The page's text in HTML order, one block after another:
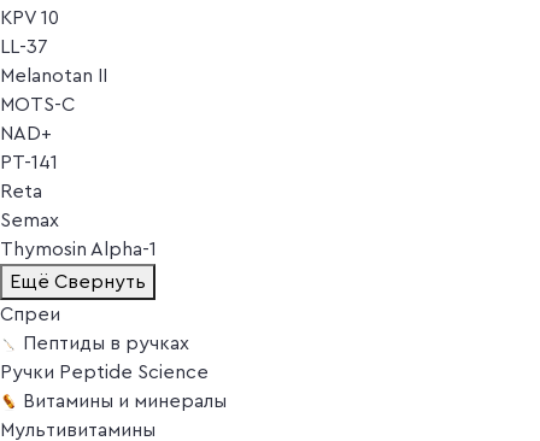
KPV 10
LL-37
Melanotan II
MOTS-C
NAD+
PT-141
Reta
Semax
Thymosin Alpha-1
Ещё Свернуть
Спреи
Пептиды в ручках
Ручки Peptide Science
Витамины и минералы
Мультивитамины